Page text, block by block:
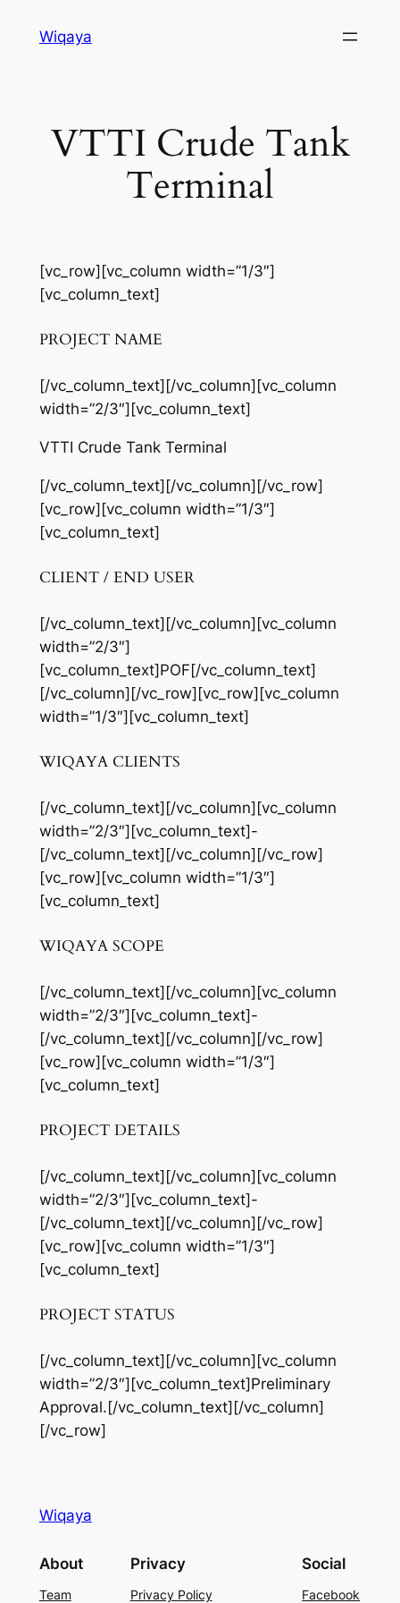
Wiqaya
VTTI Crude Tank
Terminal
[vc_row][vc_column width=”1/3″]
[vc_column_text]
PROJECT NAME
[/vc_column_text][/vc_column][vc_column
width=”2/3″][vc_column_text]
VTTI Crude Tank Terminal
[/vc_column_text][/vc_column][/vc_row]
[vc_row][vc_column width=”1/3″]
[vc_column_text]
CLIENT / END USER
[/vc_column_text][/vc_column][vc_column
width=”2/3″]
[vc_column_text]POF[/vc_column_text]
[/vc_column][/vc_row][vc_row][vc_column
width=”1/3″][vc_column_text]
WIQAYA CLIENTS
[/vc_column_text][/vc_column][vc_column
width=”2/3″][vc_column_text]-
[/vc_column_text][/vc_column][/vc_row]
[vc_row][vc_column width=”1/3″]
[vc_column_text]
WIQAYA SCOPE
[/vc_column_text][/vc_column][vc_column
width=”2/3″][vc_column_text]-
[/vc_column_text][/vc_column][/vc_row]
[vc_row][vc_column width=”1/3″]
[vc_column_text]
PROJECT DETAILS
[/vc_column_text][/vc_column][vc_column
width=”2/3″][vc_column_text]-
[/vc_column_text][/vc_column][/vc_row]
[vc_row][vc_column width=”1/3″]
[vc_column_text]
PROJECT STATUS
[/vc_column_text][/vc_column][vc_column
width=”2/3″][vc_column_text]Preliminary
Approval.[/vc_column_text][/vc_column]
[/vc_row]
Wiqaya
About
Team
Privacy
Privacy Policy
Social
Facebook